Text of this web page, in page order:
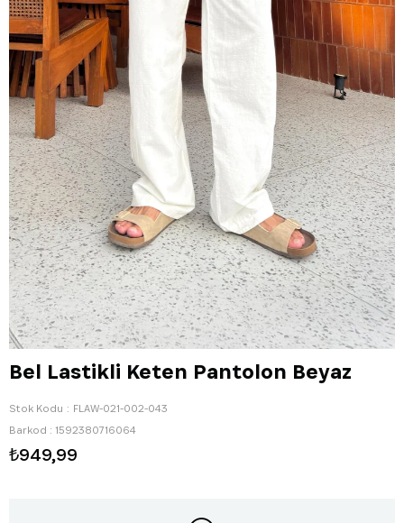
Bel Lastikli Keten Pantolon Beyaz
Stok Kodu
FLAW-021-002-043
Barkod : 1592380716064
₺949,99